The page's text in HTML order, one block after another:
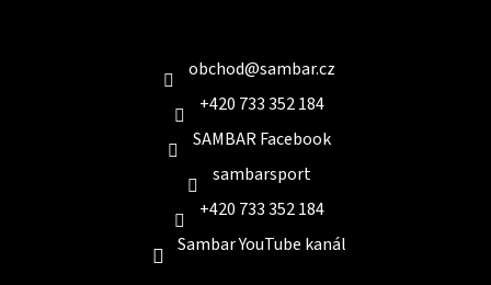
obchod@sambar.cz
+420 733 352 184
SAMBAR Facebook
sambarsport
+420 733 352 184
Sambar YouTube kanál